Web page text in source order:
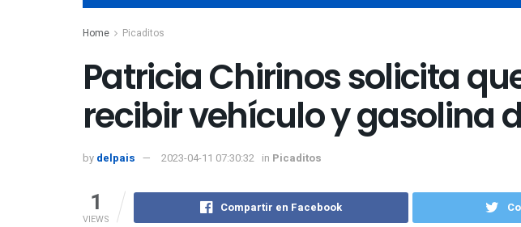
Home Picaditos
Patricia Chirinos solicita
recibir vehículo y gasolina
by delpais 2023-04-11 07:30:32 in Picaditos
1
VIEWS
Compartir en Facebook